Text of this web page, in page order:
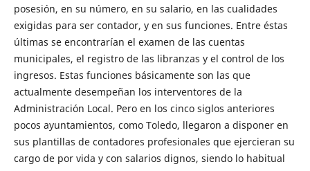
posesión, en su número, en su salario, en las cualidades
exigidas para ser contador, y en sus funciones. Entre éstas
últimas se encontrarían el examen de las cuentas
municipales, el registro de las libranzas y el control de los
ingresos. Estas funciones básicamente son las que
actualmente desempeñan los interventores de la
Administración Local. Pero en los cinco siglos anteriores
pocos ayuntamientos, como Toledo, llegaron a disponer en
sus plantillas de contadores profesionales que ejercieran su
cargo de por vida y con salarios dignos, siendo lo habitual